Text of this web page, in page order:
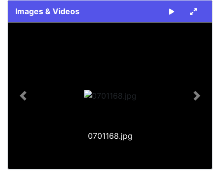
Images & Videos
0701168.jpg
Previous Next